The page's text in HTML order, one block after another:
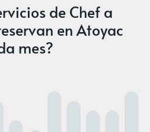
de Chef a
en Atoyac
mes?